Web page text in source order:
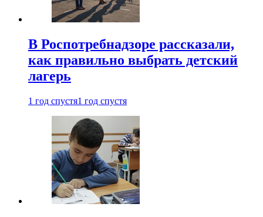
В Роспотребнадзоре рассказали,
как правильно выбрать детский
лагерь
1 год спустя1 год спустя